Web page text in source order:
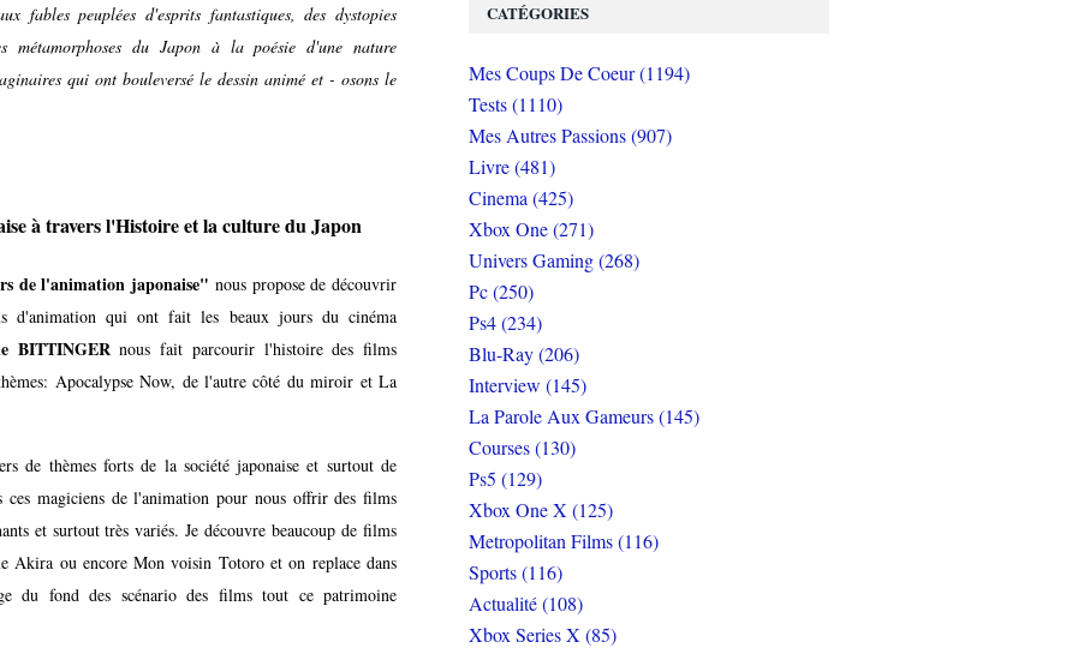
fables peuplées d'esprits fantastiques, des dystopies
métamorphoses du Japon à la poésie d'une nature
qui ont bouleversé le dessin animé et - osons le
à travers l'Histoire et la culture du Japon
de l'animation japonaise" nous propose de découvrir
d'animation qui ont fait les beaux jours du cinéma
BITTINGERnous fait parcourir l'histoire des films
Apocalypse Now, de l'autre côté du miroir et La
de thèmes forts de la société japonaise et surtout de
magiciens de l'animation pour nous offrir des films
et surtout très variés. Je découvre beaucoup de films
Akira ou encore Mon voisin Totoro et on replace dans
du fond des scénario des films tout ce patrimoine
CATÉGORIES
Mes Coups De Coeur (1194)
Tests (1110)
Mes Autres Passions (907)
Livre (481)
Cinema (425)
Xbox One (271)
Univers Gaming (268)
Pc (250)
Ps4 (234)
Blu-Ray (206)
Interview (145)
La Parole Aux Gameurs (145)
Courses (130)
Ps5 (129)
Xbox One X (125)
Metropolitan Films (116)
Sports (116)
Actualité (108)
Xbox Series X (85)